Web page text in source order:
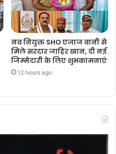
नव नियुक्त SHO एजाज वानी से
मिले सरदार जाहिर खान, दी नई
जिम्मेदारी के लिए शुभकामनाएं
12 hours ago